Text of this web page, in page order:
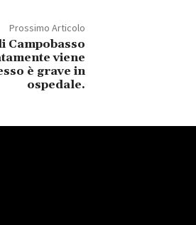
Prossimo Articolo
Campobasso
viene
è grave in
ospedale.